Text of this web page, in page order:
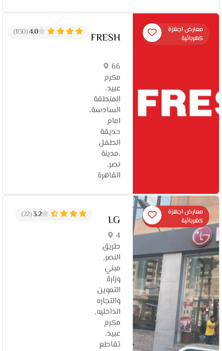
معارض اجهزة
كهربائية
FRESH
66
مكرم
عبيد،
المنطقة
السادسة،
امام
حديقة
الطفل
،مدينة
نصر،
القاهرة
4.0
(1130)
معارض اجهزة
كهربائية
LG
4
طريق
النصر,
مبني
وزارة
التموين
والتجاره
الداخليه,
مكرم
عبيد،
تقاطع
3.2
(22)